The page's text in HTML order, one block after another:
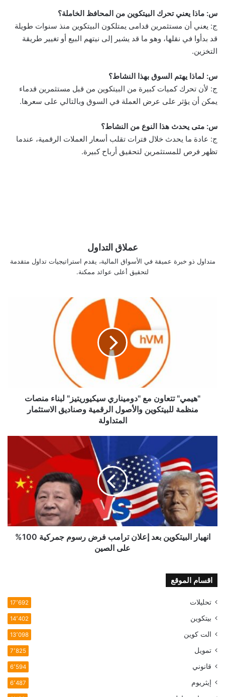
س: ماذا يعني تحرك البيتكوين من المحافظ الخاملة؟
ج: يعني أن مستثمرين قدامى يمتلكون البيتكوين منذ سنوات طويلة
قد بدأوا في نقلها، وهو ما قد يشير إلى نيتهم البيع أو تغيير طريقة
التخزين.
س: لماذا يهتم السوق بهذا النشاط؟
ج: لأن تحرك كميات كبيرة من البيتكوين من قبل مستثمرين قدماء
يمكن أن يؤثر على عرض العملة في السوق وبالتالي على سعرها.
س: متى يحدث هذا النوع من النشاط؟
ج: عادة ما يحدث خلال فترات تقلب أسعار العملات الرقمية، عندما
تظهر فرص للمستثمرين لتحقيق أرباح كبيرة.
عملاق التداول
متداول ذو خبرة عميقة في الأسواق المالية، يقدم استراتيجيات تداول متقدمة
لتحقيق أعلى عوائد ممكنة.
والأصول"هيمي" تتعاون مع "دوميناري سيكيوريتيز" لبناء منصات
منظمة للبيتكوين والأصول الرقمية وصناديق الاستثمار
المتداولة
إعلان
ترامب
فرض
رسوم
جمركية
100%
على
انهيار البيتكوين بعد إعلان ترامب فرض رسوم جمركية 100%
على الصين
اقسام الموقع
تحليلات 17٬692
بيتكوين 14٬402
الت كوين 13٬098
تمويل 7٬825
قانوني 6٬594
إيثريوم 6٬487